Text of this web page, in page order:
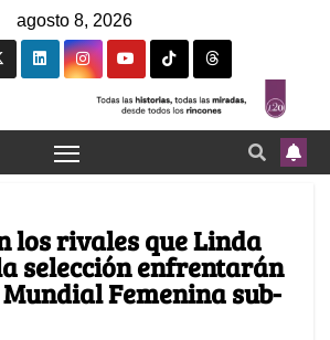
agosto 8, 2026
los rivales que Linda
selección enfrentarán
Femenina sub-